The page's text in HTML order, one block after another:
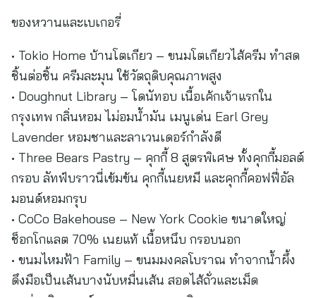
ของหวานและเบเกอรี่
• Tokio Home บ้านโตเกียว – ขนมโตเกียวไส้ครีม ทำสด
ชิ้นต่อชิ้น ครีมละมุน ใช้วัตถุดิบคุณภาพสูง
• Doughnut Library – โดนัทอบ เนื้อเค้กเจ้าแรกใน
กรุงเทพ กลิ่นหอม ไม่อมน้ำมัน เมนูเด่น Earl Grey
Lavender หอมชาและลาเวนเดอร์กำลังดี
• Three Bears Pastry – คุกกี้ 8 สูตรพิเศษ ทั้งคุกกี้มอลต์
กรอบ ลัทฟ์บราวนี่เข้มข้น คุกกี้เนยหมี และคุกกี้คอฟฟี่อัล
มอนด์หอมกรุบ
• CoCo Bakehouse – New York Cookie ขนาดใหญ่
ช็อกโกแลต 70% เนยแท้ เนื้อหนึบ กรอบนอก
• ขนมไหมฟ้า Family – ขนมมงคลโบราณ ทำจากน้ำผึ้ง
ดึงมือเป็นเส้นบางนับหมื่นเส้น สอดไส้ถั่วและเม็ด